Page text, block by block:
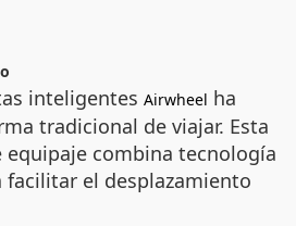
inteligentes Airwheel ha
tradicional de viajar. Esta
equipaje combina tecnología
facilitar el desplazamiento